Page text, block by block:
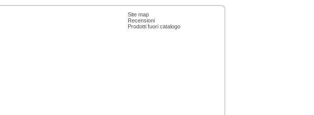
Site map
Recensioni
Prodotti fuori catalogo